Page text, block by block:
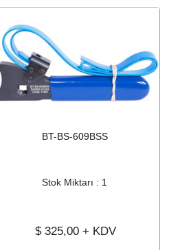
BT-BS-609BSS
Stok Miktarı : 1
$325,00 + KDV